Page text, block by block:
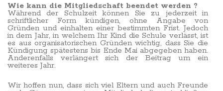
Wie kann die Mitgliedschaft beendet werden ?
Während der Schulzeit können Sie zu jederzeit in
schriftlicher Form kündigen, ohne Angabe von
Gründen und einhalten einer bestimmten Frist. Jedoch
in dem Jahr, in welchem Ihr Kind die Schule verlässt, ist
es aus organisatorischen Gründen wichtig, dass Sie die
Kündigung spätestens bis Ende Mai abgegeben haben.
Anderenfalls verlängert sich der Beitrag um ein
weiteres Jahr.
Wir hoffen nun, dass sich viel Eltern und auch Freunde